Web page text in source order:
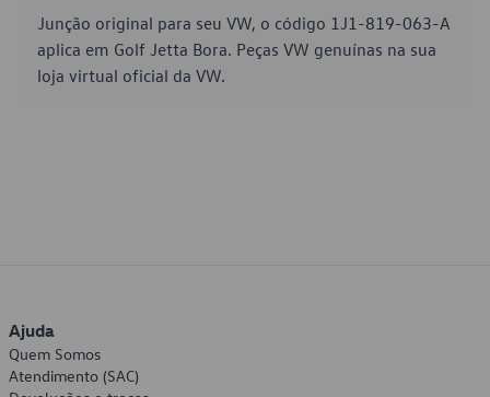
Junção original para seu VW, o código 1J1-819-063-A
aplica em Golf Jetta Bora. Peças VW genuínas na sua
loja virtual oficial da VW.
Ajuda
Quem Somos
Atendimento (SAC)